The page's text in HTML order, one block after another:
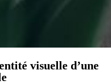
visuelle d’une